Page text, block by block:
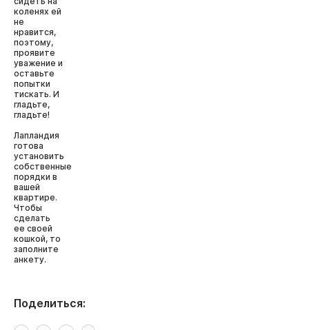
коленях ей
не
нравится,
поэтому,
проявите
уважение и
оставьте
попытки
тискать. И
гладьте,
гладьте!
Лапландия
готова
установить
собственные
порядки в
вашей
квартире.
Чтобы
сделать
ее своей
кошкой, то
заполните
анкету.
Поделиться: